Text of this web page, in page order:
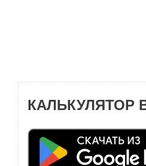
КАЛЬКУЛЯТОР